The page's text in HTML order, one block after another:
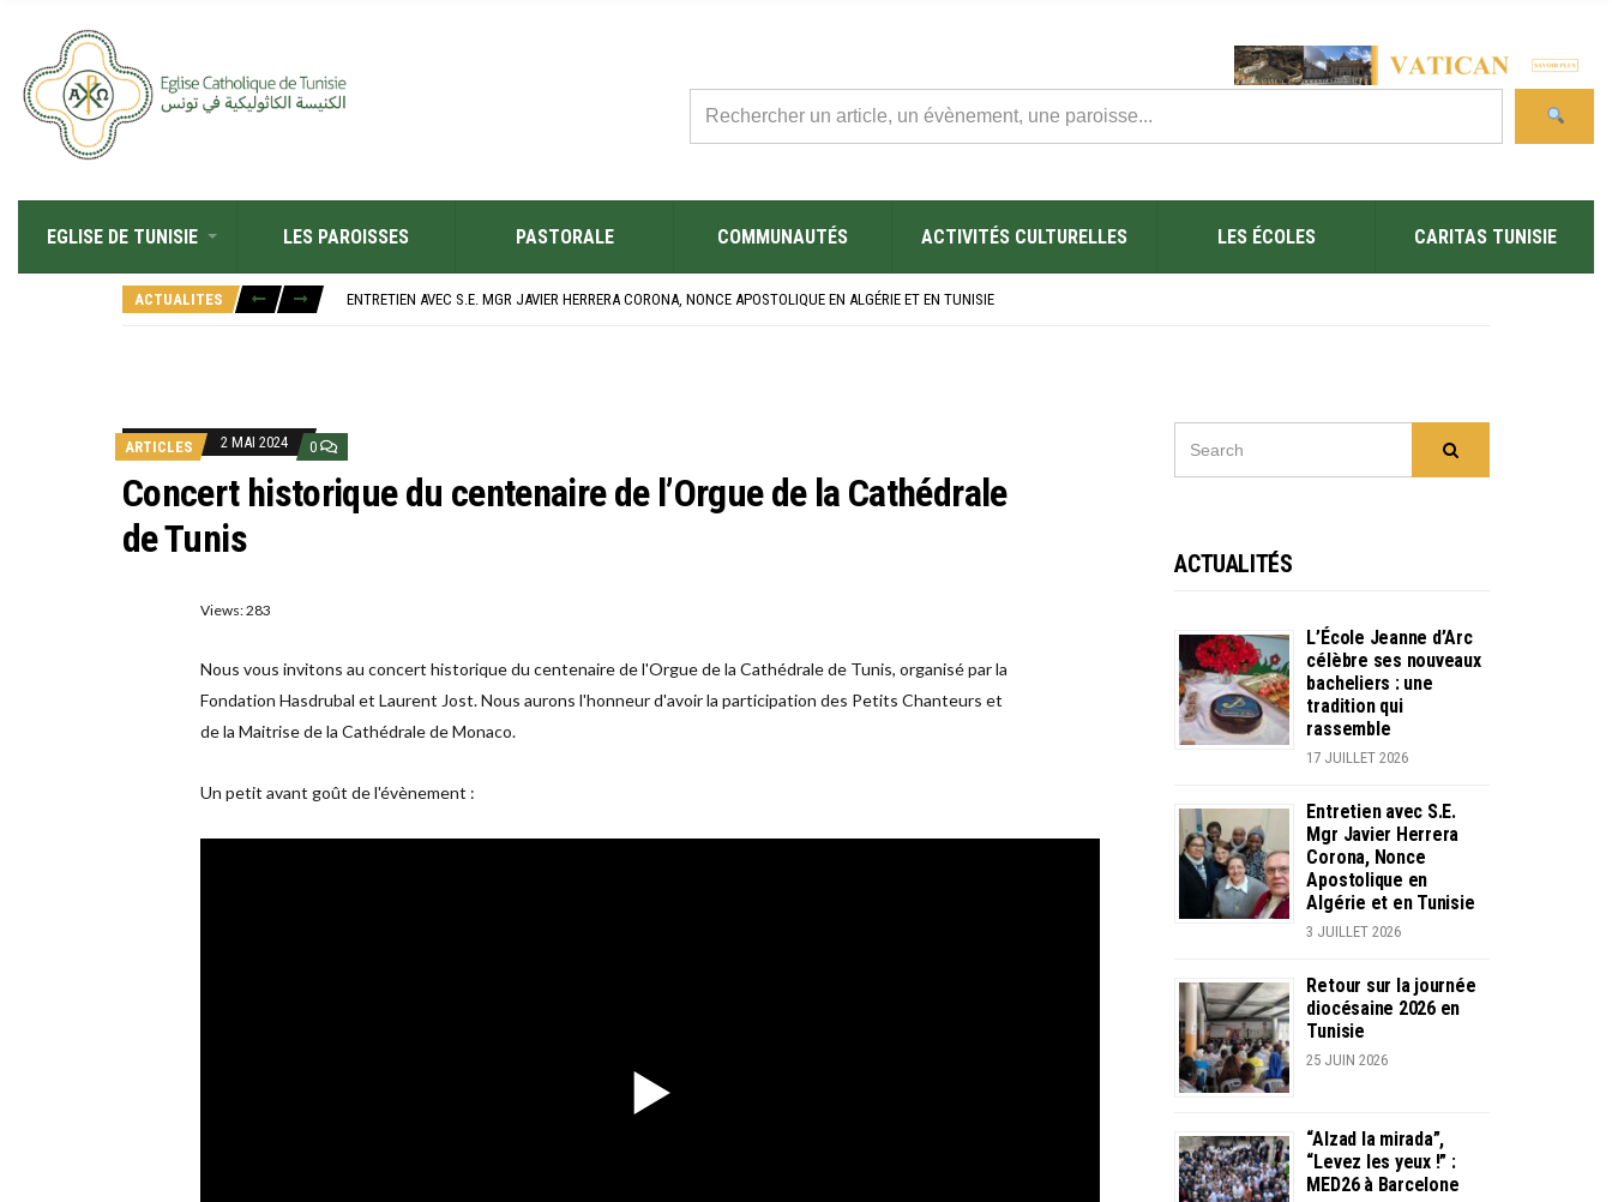
EGLISE DE TUNISIE LES PAROISSES PASTORALE COMMUNAUTÉS ACTIVITÉS CULTURELLES LES ÉCOLES CARITAS TUNISIE
ACTUALITES
L’ÉCOLE JEANNE D’ARC CÉLÈBRE SES NOUVEAUX BACHELIERS : UNE TRADITION QUI RASSEMBLE
ENTRETIEN AVEC S.E. MGR JAVIER HERRERA CORONA, NONCE APOSTOLIQUE EN ALGÉRIE ET EN TUNISIE
ARTICLES 2 MAI 2024 0
Concert historique du centenaire de l’Orgue de la Cathédrale
de Tunis
Views: 283
Nous vous invitons au concert historique du centenaire de l'Orgue de la Cathédrale de Tunis, organisé par la
Fondation Hasdrubal et Laurent Jost. Nous aurons l'honneur d'avoir la participation des Petits Chanteurs et
de la Maitrise de la Cathédrale de Monaco.
Un petit avant goût de l'évènement :
ACTUALITÉS
L’École Jeanne d’Arc
célèbre ses nouveaux
bacheliers : une
tradition qui
rassemble
17 JUILLET 2026
Entretien avec S.E.
Mgr Javier Herrera
Corona, Nonce
Apostolique en
Algérie et en Tunisie
3 JUILLET 2026
Retour sur la journée
diocésaine 2026 en
Tunisie
25 JUIN 2026
“Alzad la mirada”,
“Levez les yeux !” :
MED26 à Barcelone